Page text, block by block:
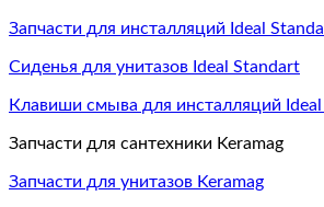
Запчасти для инсталляций Ideal
Сиденья для унитазов Ideal Standart
Клавиши смыва для инсталляций
Запчасти для сантехники Keramag
Запчасти для унитазов Keramag